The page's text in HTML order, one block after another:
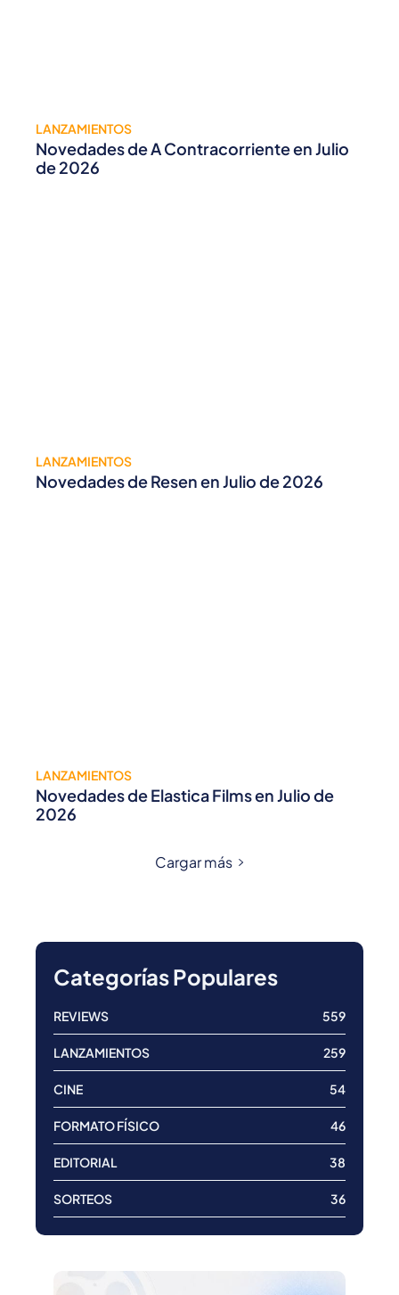
LANZAMIENTOS
Novedades de A Contracorriente en Julio
de 2026
LANZAMIENTOS
Novedades de Resen en Julio de 2026
LANZAMIENTOS
Novedades de Elastica Films en Julio de
2026
Cargar más
Categorías Populares
REVIEWS 559
LANZAMIENTOS 259
CINE 54
FORMATO FÍSICO 46
EDITORIAL 38
SORTEOS 36